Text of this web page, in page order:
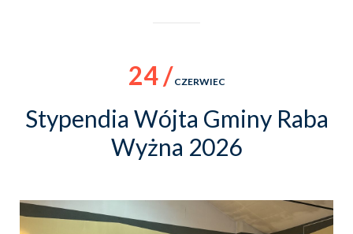
24 / CZERWIEC
Stypendia Wójta Gminy Raba
Wyżna 2026